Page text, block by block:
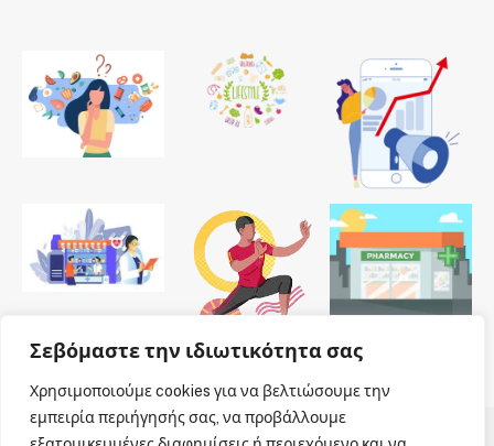
Σεβόμαστε την ιδιωτικότητα σας
Χρησιμοποιούμε cookies για να βελτιώσουμε την
εμπειρία περιήγησής σας, να προβάλλουμε